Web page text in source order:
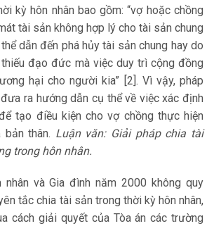
kỳ hôn nhân bao gồm: “vợ hoặc chồng
tài sản không hợp lý cho tài sản chung
dẫn đến phá hủy tài sản chung hay do
đạo đức mà việc duy trì cộng đồng
hại cho người kia” [2]. Vì vậy, pháp
ra hướng dẫn cụ thể về việc xác định
tạo điều kiện cho vợ chồng thực hiện
thân. Luận văn: Giải pháp chia tài
trong hôn nhân.
nhân và Gia đình năm 2000 không quy
tắc chia tài sản trong thời kỳ hôn nhân,
cách giải quyết của Tòa án các trường